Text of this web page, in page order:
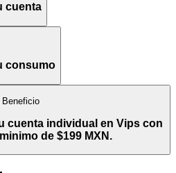
cuenta
consumo
Beneficio
cuenta individual en Vips con
de $199 MXN.